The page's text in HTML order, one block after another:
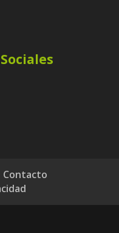
Contacto